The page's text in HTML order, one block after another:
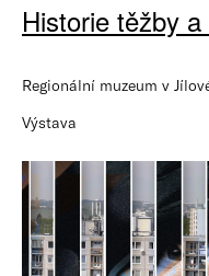
Historie těžby
Regionální muzeum v
Výstava